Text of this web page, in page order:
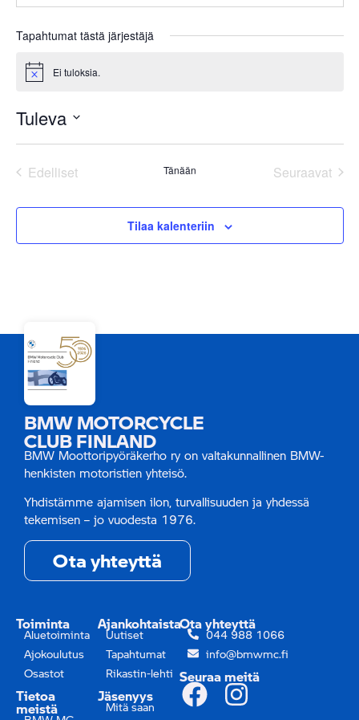
Tapahtumat tästä järjestäjä
Notice Ei tuloksia.
Tuleva
päivä.
EdellisetTapahtumat Tänään Seuraavat
Tilaa kalenteriin
BMW MOTORCYCLE
CLUB FINLAND
BMW Moottoripyöräkerho ry on valtakunnallinen BMW-
henkisten motoristien yhteisö.
Yhdistämme ajamisen ilon, turvallisuuden ja yhdessä
tekemisen – jo vuodesta 1976.
Ota yhteyttä
Toiminta
Aluetoiminta
Ajokoulutus
Osastot
Tietoa
meistä
Ajankohtaista
Uutiset
Tapahtumat
Rikastin-lehti
Jäsenyys
Mitä saan
Ota yhteyttä
044 988 1066
info@bmwmc.fi
Seuraa meitä